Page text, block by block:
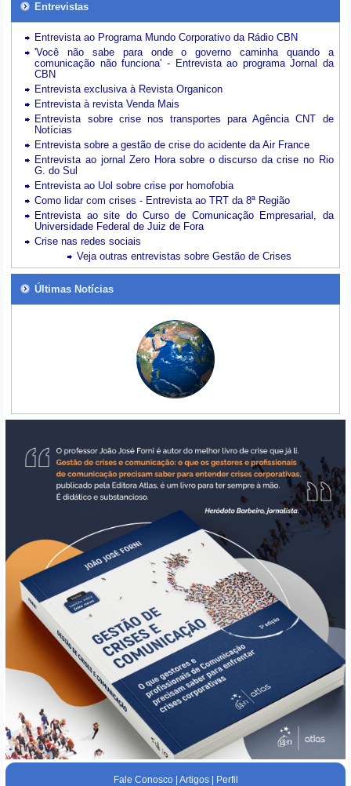
Entrevistas
Entrevista ao Programa Mundo Corporativo da Rádio CBN
'Você não sabe para onde o governo caminha quando a
comunicação não funciona' - Entrevista ao programa Jornal da
CBN
Entrevista exclusiva à Revista Organicon
Entrevista à revista Venda Mais
Entrevista sobre crise nos transportes para Agência CNT de
Notícias
Entrevista sobre a gestão de crise do acidente da Air France
Entrevista ao jornal Zero Hora sobre o discurso da crise no Rio
G. do Sul
Entrevista ao Uol sobre crise por homofobia
Como lidar com crises - Entrevista ao TRT da 8ª Região
Entrevista ao site do Curso de Comunicação Empresarial, da
Universidade Federal de Juiz de Fora
Crise nas redes sociais
Veja outras entrevistas sobre Gestão de Crises
Últimas Notícias
Fale Conosco| Artigos|
Perfil